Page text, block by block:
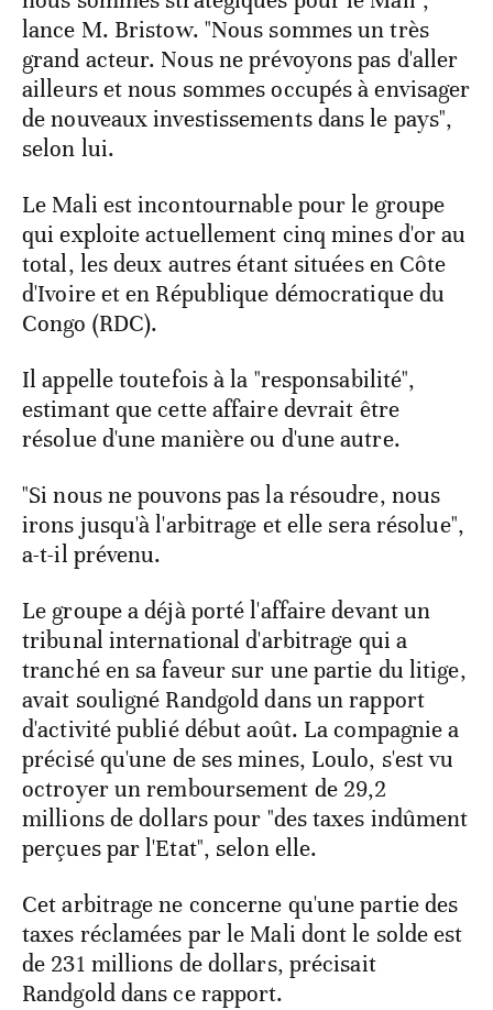
lance M. Bristow. "Nous sommes un très
grand acteur. Nous ne prévoyons pas d'aller
ailleurs et nous sommes occupés à envisager
de nouveaux investissements dans le pays",
selon lui.
Le Mali est incontournable pour le groupe
qui exploite actuellement cinq mines d'or au
total, les deux autres étant situées en Côte
d'Ivoire et en République démocratique du
Congo (RDC).
Il appelle toutefois à la "responsabilité",
estimant que cette affaire devrait être
résolue d'une manière ou d'une autre.
"Si nous ne pouvons pas la résoudre, nous
irons jusqu'à l'arbitrage et elle sera résolue",
a-t-il prévenu.
Le groupe a déjà porté l'affaire devant un
tribunal international d'arbitrage qui a
tranché en sa faveur sur une partie du litige,
avait souligné Randgold dans un rapport
d'activité publié début août. La compagnie a
précisé qu'une de ses mines, Loulo, s'est vu
octroyer un remboursement de 29,2
millions de dollars pour "des taxes indûment
perçues par l'Etat", selon elle.
Cet arbitrage ne concerne qu'une partie des
taxes réclamées par le Mali dont le solde est
de 231 millions de dollars, précisait
Randgold dans ce rapport.